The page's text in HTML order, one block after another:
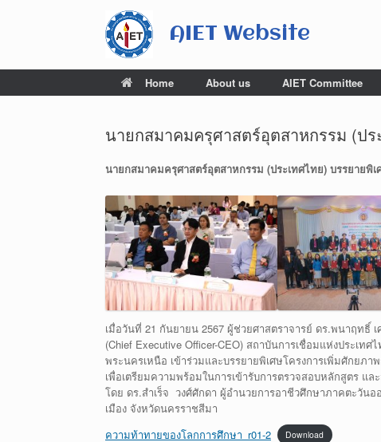
AIET Website
Home About us AIET Committee
นายกสมาคมครุศาสตร์อุตสาหกรรม (ป
นายกสมาคมครุศาสตร์อุตสาหกรรม (ประเทศไทย) บรรยาย
เมื่อวันที่ 21 กันยายน 2567 ผู้ช่วยศาสตราจารย์ ดร.พนาฤท
(Chief Executive Officer-CEO) สถาบันการเชื่อมแห่งประเ
พระนครเหนือ เข้าร่วมและบรรยายพิเศษโครงการเพิ่มศักย
เพื่อเตรียมความพร้อมในการเข้ารับการตรวจสอบหลักสูตร
โดย ดร.สำเร็จ วงศ์ศักดา ผู้อำนวยการอาชีวศึกษาภาคตะวัน
เมือง จังหวัดนครราชสีมา
ความท้าทายของโลกการศึกษา_r01-2
Download